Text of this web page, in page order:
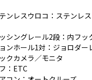
ンレスウロコ：ステンレ
シングレール2段：内フッ
ンホール1対：ジョロダー
クカメラ／モニタ
：ETC